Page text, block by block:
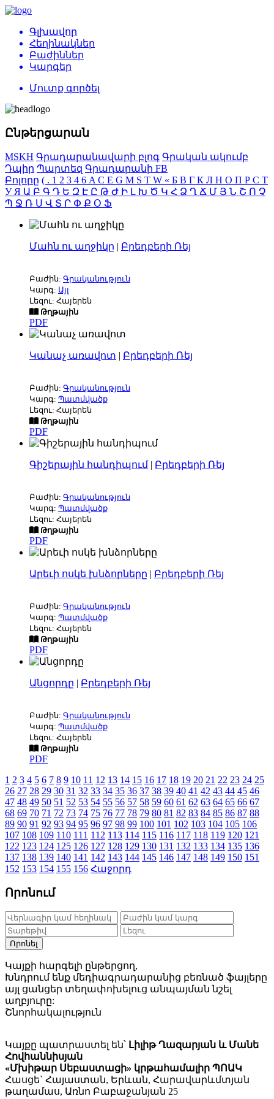
Գլխավոր
Հեղինակներ
Բաժիններ
Կարգեր
Մուտք գործել
Ընթերցարան
MSKH Գրադարանավարի բլոգ Գրական ակումբ
Դպիր Պարտեզ Գրադարանի FB
Բոլորը ( . 1 2 3 4 6 AC E G M S T W « Б В Г К Л Н О П Р С Т
УЯ Ա Բ Գ Դ Ե Զ Է Ը Թ Ժ Ի Լ Խ Ծ Կ Հ Ձ Ղ Ճ Մ Յ Ն Շ Ո Չ
Պ Ջ Ռ Ս Վ Տ Ր Փ Ք Օ Ֆ
Մահն ու աղջիկը | Բրեդբերի Ռեյ
Բաժին: Գրականություն
Կարգ: Այլ
Լեզու: Հայերեն
Թղթային
PDF
Կանաչ առավոտ | Բրեդբերի Ռեյ
Բաժին: Գրականություն
Կարգ: Պատմվածք
Լեզու: Հայերեն
Թղթային
PDF
Գիշերային հանդիպում| Բրեդբերի Ռեյ
Բաժին: Գրականություն
Կարգ: Պատմվածք
Լեզու: Հայերեն
Թղթային
PDF
Արեւի ոսկե խնձորները | Բրեդբերի Ռեյ
Բաժին: Գրականություն
Կարգ: Պատմվածք
Լեզու: Հայերեն
Թղթային
PDF
Անցորդը | Բրեդբերի Ռեյ
Բաժին: Գրականություն
Կարգ: Պատմվածք
Լեզու: Հայերեն
Թղթային
PDF
1 2 3 4 5 6 7 8 9 10 11 12 13 14 15 16 17 18 19 20 21 22 23 24 25
26 27 28 29 30 31 32 33 34 35 36 37 38 39 40 41 42 43 44 45 46
47 48 49 50 51 52 53 54 55 56 57 58 59 60 61 62 63 64 65 66 67
68 69 70 71 72 73 74 75 76 77 78 79 80 81 82 83 84 85 86 87 88
89 90 91 92 93 94 95 96 97 98 99 100 101 102 103 104 105 106
107 108 109 110 111 112 113 114 115 116 117 118 119 120 121
122 123 124 125 126 127 128 129 130 131 132 133 134 135 136
137 138 139 140 141 142 143 144 145 146 147 148 149 150 151
152 153 154 155 156 Հաջորդ
Որոնում
Որոնել
Կայքի հարգելի ընթերցող,
Խնդրում ենք մեդիագրադարանից բեռնած ֆայլերը
այլ ցանցեր տեղափոխելուց անպայման նշել
աղբյուրը:
Շնորհակալություն
Կայքը պատրաստել են՝ Լիլիթ Ղազարյան և Մանե
Հովհաննիսյան
«Մխիթար Սեբաստացի» կրթահամալիր ՊՈԱԿ
Հասցե` Հայաստան, Երևան, Հարավարևմտյան
թաղամաս, Առնո Բաբաջանյան 25